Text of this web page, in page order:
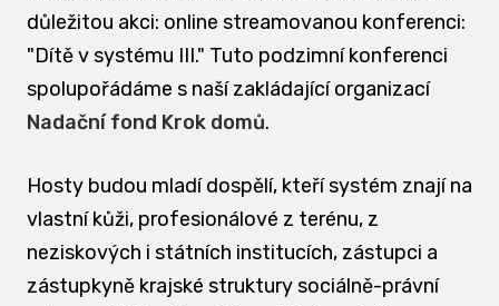
důležitou akci: online streamovanou konferenci:
"Dítě v systému III." Tuto podzimní konferenci
spolupořádáme s naší zakládající organizací
Nadační fond Krok domů.
Hosty budou mladí dospělí, kteří systém znají na
vlastní kůži, profesionálové z terénu, z
neziskových i státních institucích, zástupci a
zástupkyně krajské struktury sociálně-právní